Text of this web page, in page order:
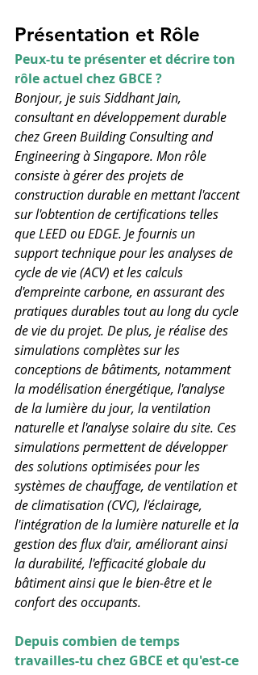
Présentation et Rôle
Peux-tu te présenter et décrire ton
rôle actuel chez GBCE ?
Bonjour, je suis Siddhant Jain,
consultant en développement durable
chez Green Building Consulting and
Engineering à Singapore. Mon rôle
consiste à gérer des projets de
construction durable en mettant l'accent
sur l'obtention de certifications telles
que LEED ou EDGE. Je fournis un
support technique pour les analyses de
cycle de vie (ACV) et les calculs
d'empreinte carbone, en assurant des
pratiques durables tout au long du cycle
de vie du projet. De plus, je réalise des
simulations complètes sur les
conceptions de bâtiments, notamment
la modélisation énergétique, l'analyse
de la lumière du jour, la ventilation
naturelle et l'analyse solaire du site. Ces
simulations permettent de développer
des solutions optimisées pour les
systèmes de chauffage, de ventilation et
de climatisation (CVC), l'éclairage,
l'intégration de la lumière naturelle et la
gestion des flux d'air, améliorant ainsi
la durabilité, l'efficacité globale du
bâtiment ainsi que le bien-être et le
confort des occupants.
Depuis combien de temps
travailles-tu chez GBCE et qu'est-ce